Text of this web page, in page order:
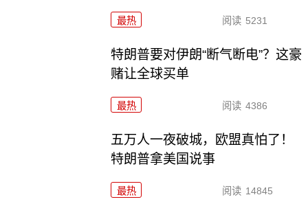
最热 阅读 5231
特朗普要对伊朗“断气断电”？这豪
赌让全球买单
最热 阅读 4386
五万人一夜破城，欧盟真怕了！
特朗普拿美国说事
最热 阅读 14845